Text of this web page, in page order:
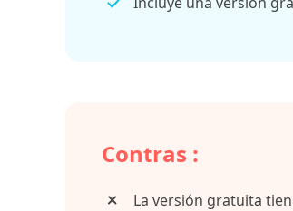
Contras :
La versión gratuita